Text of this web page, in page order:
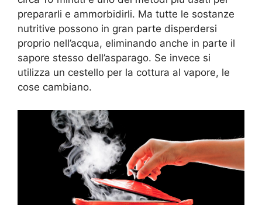
prepararli e ammorbidirli. Ma tutte le sostanze
nutritive possono in gran parte disperdersi
proprio nell’acqua, eliminando anche in parte il
sapore stesso dell’asparago. Se invece si
utilizza un cestello per la cottura al vapore, le
cose cambiano.